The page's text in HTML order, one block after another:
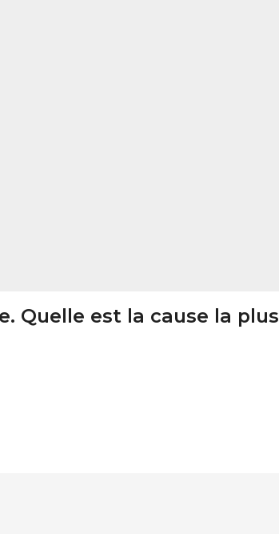
Quelle est la cause la plus